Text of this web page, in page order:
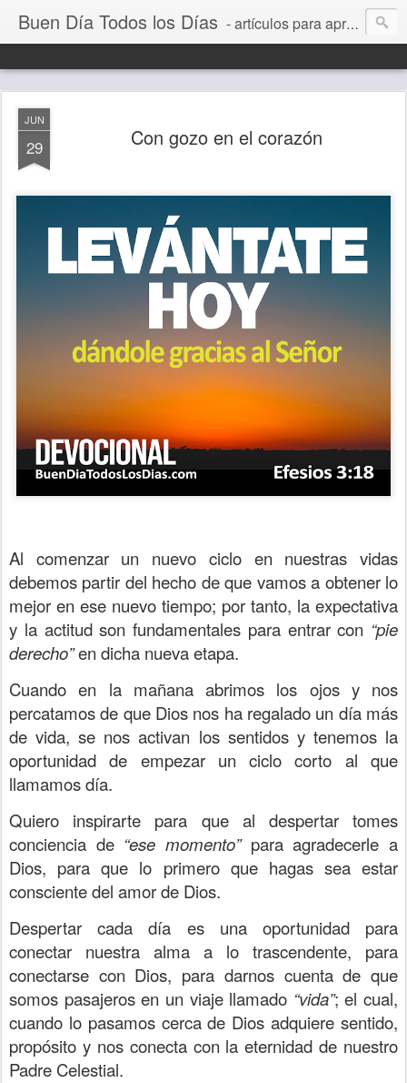
Buen Día Todos los Días - artículos para aprender a vivir mejor, un día a la vez. Por Juan C Quintero
JUN
29 Con gozo en el corazón
Al comenzar un nuevo ciclo en nuestras vidas
debemos partir del hecho de que vamos a obtener lo
mejor en ese nuevo tiempo; por tanto, la expectativa
y la actitud son fundamentales para entrar con “pie
derecho”en dicha nueva etapa.
Cuando en la mañana abrimos los ojos y nos
percatamos de que Dios nos ha regalado un día más
de vida, se nos activan los sentidos y tenemos la
oportunidad de empezar un ciclo corto al que
llamamos día.
Quiero inspirarte para que al despertar tomes
conciencia de “ese momento”para agradecerle a
Dios, para que lo primero que hagas sea estar
consciente del amor de Dios.
Despertar cada día es una oportunidad para
conectar nuestra alma a lo trascendente, para
conectarse con Dios, para darnos cuenta de que
somos pasajeros en un viaje llamado “vida”; el cual,
cuando lo pasamos cerca de Dios adquiere sentido,
propósito y nos conecta con la eternidad de nuestro
Padre Celestial.